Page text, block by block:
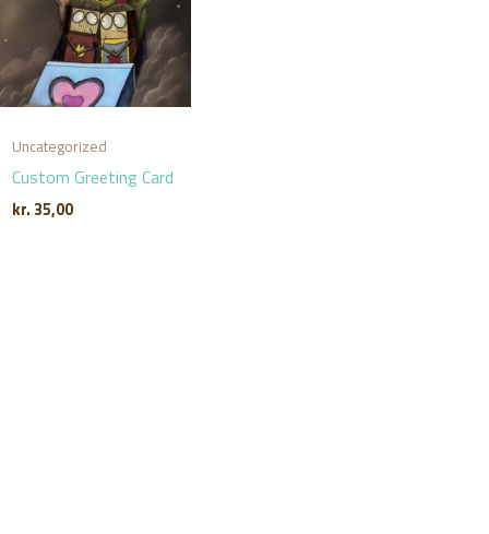
Uncategorized
Custom Greeting Card
kr. 35,00